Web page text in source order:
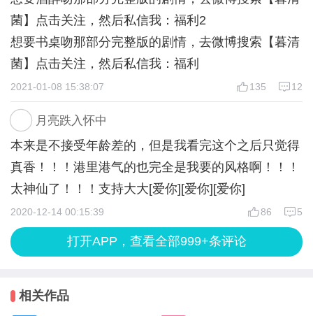
的小姑娘永远对他是信任的。他明明喜欢风情万种，
明艳动人的女人。可当江妮给“我”上好妆时，他却轻
皱眉头，因为她不想她像那些女人一样。
因为她对他来说，是特别的，是唯一的。这可能是作
为玩家的我爱四叔的原因吧。
比较令我惊讶的是，无论四叔做生意时的阴狠毒辣还
是对“我”的温柔细心 两种截然不同的态度竟然能被兼
容的很好，这要归功于作者大大啦。
另外，可以看出作者在选择人物立绘时是费了心思
琳女士的外形，给人的第一感觉就像蛇一样，漂亮的
外表下含着危险。蔡少芬女士的外形给人的感觉就是
出来真是作者的心血啊
意思，没有！没有！没有！（重要的事说三遍）
Q2：把尊龙先生写成这样一个言情男主是不是太不
尊重他本人了？
菌：我从来没有不尊重尊龙先生，我非常欣赏他！所
以从来就没有不尊重这回事。至于故事男主，我初衷
的想法只是希望大家阅读的时候能够代入尊龙先生的
脸，因为他真的很好看，也真的值！当然我也是带有
一些私心的，那就是希望能有更多的人发现这个宝藏
演员尊龙。
Q3：作品太烂了，能不能举报下架？
菌】点击关注，然后私信我：福利2
想要书桌吻那部分完整版的剧情，去微博搜索【暮清
菌】点击关注，然后私信我：福利
12
135
2021-01-08 15:38:07
月亮跌入怀中
本来是不接受年龄差的，但是我看完这个之后只觉得
真香！！！港里港气的也完全是我要的风格啊！！！
太神仙了！！！支持大大[爱你][爱你][爱你]
5
86
2020-12-14 00:15:39
打开APP，查看全部999+条评论
相关作品